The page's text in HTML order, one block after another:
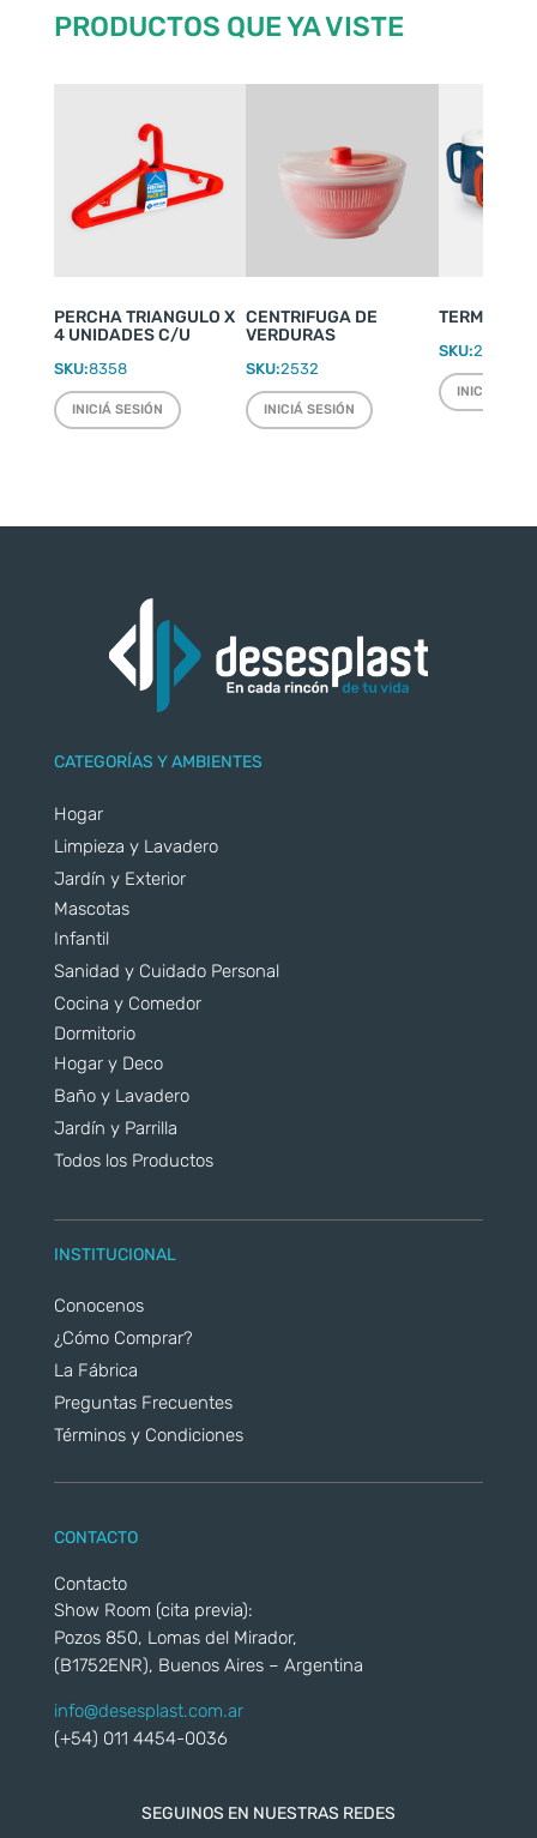
PRODUCTOS QUE YA VISTE
PERCHA TRIANGULO X
4 UNIDADES C/U
SKU:8358
INICIÁ SESIÓN
CENTRIFUGA DE
VERDURAS
SKU:2532
INICIÁ SESIÓN
TERMO
SKU:2220
INICIÁ
CATEGORÍAS Y AMBIENTES
Hogar
Limpieza y Lavadero
Jardín y Exterior
Mascotas
Infantil
Sanidad y Cuidado Personal
Cocina y Comedor
Dormitorio
Hogar y Deco
Baño y Lavadero
Jardín y Parrilla
Todos los Productos
INSTITUCIONAL
Conocenos
¿Cómo Comprar?
La Fábrica
Preguntas Frecuentes
Términos y Condiciones
CONTACTO
Contacto
Show Room (cita previa):
Pozos 850, Lomas del Mirador,
(B1752ENR), Buenos Aires – Argentina
info@desesplast.com.ar
(+54) 011 4454-0036
SEGUINOS EN NUESTRAS REDES